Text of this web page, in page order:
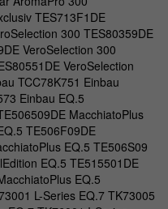
TES713F1DE
300 TES80359DE
VeroSelection 300
VeroSelection
TCC78K751 Einbau
Einbau EQ.5
MacchiatoPlus
TE506F09DE
EQ.5 TE506S09
EQ.5 TE515501DE
EQ.5
L-Series EQ.7 TK73005